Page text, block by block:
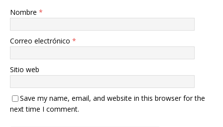
Nombre *
Correo electrónico *
Sitio web
Save my name, email, and website in this browser for the
next time I comment.